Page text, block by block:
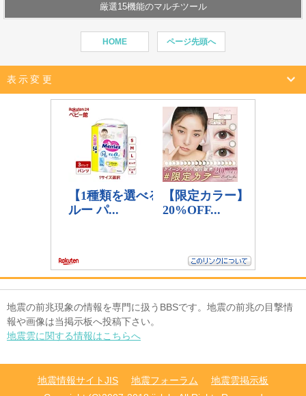
厳選15機能のマルチツール
HOME ページ先頭へ
表示変更
地震の前兆現象の情報を専門に扱うBBSです。地震の前兆の目撃情
報や画像は当掲示板へ投稿下さい。
地震雲に関する情報はこちらへ
地震情報サイトJIS 地震フォーラム
地震雲掲示板